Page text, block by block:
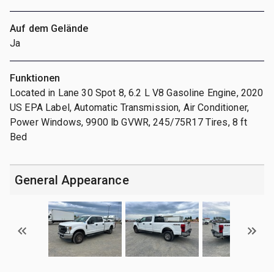
Auf dem Gelände
Ja
Funktionen
Located in Lane 30 Spot 8, 6.2 L V8 Gasoline Engine, 2020
US EPA Label, Automatic Transmission, Air Conditioner,
Power Windows, 9900 lb GVWR, 245/75R17 Tires, 8 ft
Bed
General Appearance